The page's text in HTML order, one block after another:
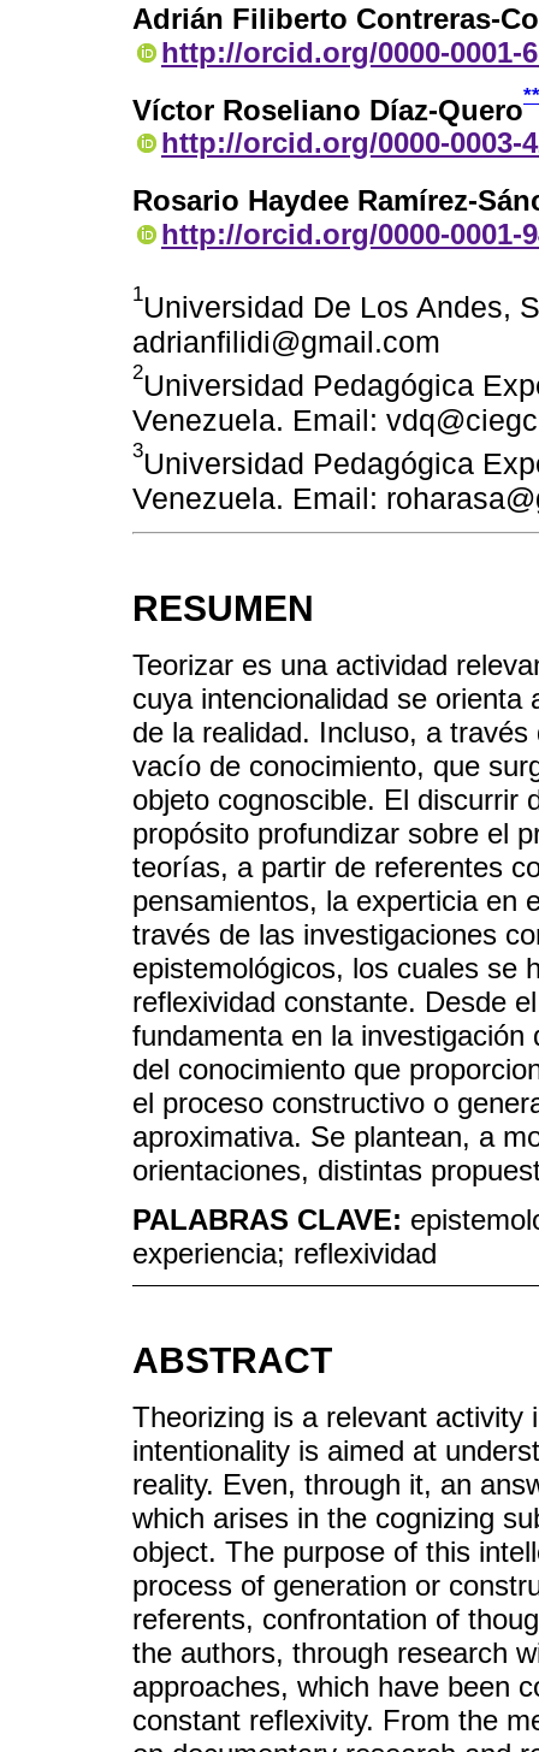
Adrián Filiberto Contreras-
http://orcid.org/0000-0001-
Víctor Roseliano Díaz-Quero**
http://orcid.org/0000-0003-
Rosario Haydee Ramírez-
http://orcid.org/0000-0001-
1Universidad De Los Andes,
adrianfilidi@gmail.com
2Universidad Pedagógica
Venezuela. Email:
3Universidad Pedagógica
Venezuela. Email:
RESUMEN
Teorizar es una actividad
cuya intencionalidad se orienta
de la realidad. Incluso, a
vacío de conocimiento, que
objeto cognoscible. El discurrir
propósito profundizar sobre el
teorías, a partir de referentes
pensamientos, la experticia en
través de las investigaciones
epistemológicos, los cuales se
reflexividad constante. Desde
fundamenta en la
del conocimiento que
el proceso constructivo o
aproximativa. Se plantean, a
orientaciones, distintas
PALABRAS CLAVE:
experiencia; reflexividad
ABSTRACT
Theorizing is a relevant activity
intentionality is aimed at
reality. Even, through it, an
which arises in the cognizing
object. The purpose of this
process of generation or
referents, confrontation of
the authors, through research
approaches, which have been
constant reflexivity. From the